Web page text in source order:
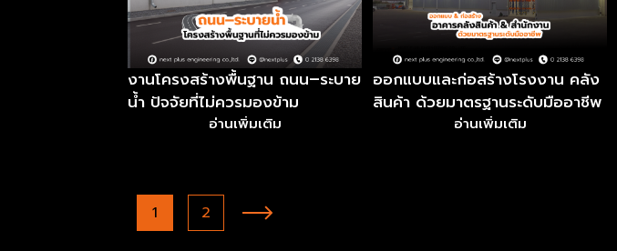
งานโครงสร้างพื้นฐาน ถนน–ระบาย
น้ำ ปัจจัยที่ไม่ควรมองข้าม
อ่านเพิ่มเติม
ออกแบบและก่อสร้างโรงงาน คลัง
สินค้า ด้วยมาตรฐานระดับมืออาชีพ
อ่านเพิ่มเติม
1 2